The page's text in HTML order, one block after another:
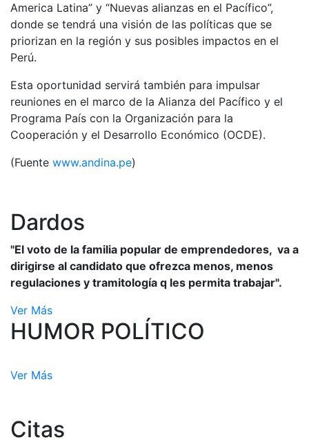
America Latina” y “Nuevas alianzas en el Pacífico”,
donde se tendrá una visión de las políticas que se
priorizan en la región y sus posibles impactos en el
Perú.
Esta oportunidad servirá también para impulsar
reuniones en el marco de la Alianza del Pacífico y el
Programa País con la Organización para la
Cooperación y el Desarrollo Económico (OCDE).
(Fuente www.andina.pe)
Dardos
"El voto de la familia popular de emprendedores, va a
dirigirse al candidato que ofrezca menos, menos
regulaciones y tramitología q les permita trabajar".
Ver Más
HUMOR POLÍTICO
Ver Más
Citas